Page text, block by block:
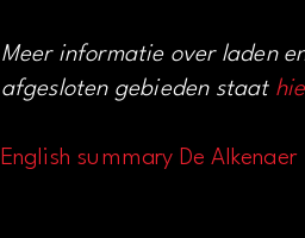
Meer informatie over laden
afgesloten gebieden staat
English summary De Alkenaer